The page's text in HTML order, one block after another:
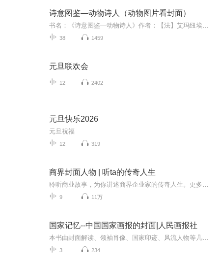
诗意图鉴—动物诗人（动物图片看封面）
38 1459
元旦联欢会
12 2402
元旦快乐2026
元旦祝福
12 319
商界封面人物 | 听ta的传奇人生
9 11万
国家记忆--中国国家画报的封面|人民画报社
3 234